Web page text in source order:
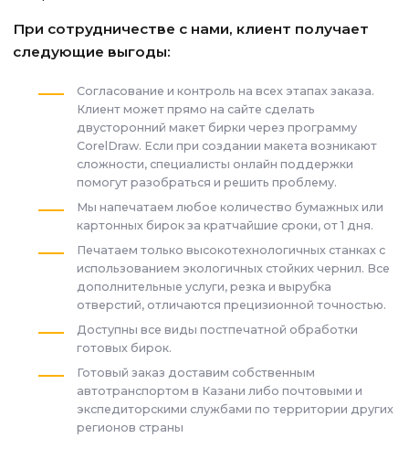
При сотрудничестве с нами, клиент получает
следующие выгоды:
Согласование и контроль на всех этапах заказа.
Клиент может прямо на сайте сделать
двусторонний макет бирки через программу
CorelDraw. Если при создании макета возникают
сложности, специалисты онлайн поддержки
помогут разобраться и решить проблему.
Мы напечатаем любое количество бумажных или
картонных бирок за кратчайшие сроки, от 1 дня.
Печатаем только высокотехнологичных станках с
использованием экологичных стойких чернил. Все
дополнительные услуги, резка и вырубка
отверстий, отличаются прецизионной точностью.
Доступны все виды постпечатной обработки
готовых бирок.
Готовый заказ доставим собственным
автотранспортом в Казани либо почтовыми и
экспедиторскими службами по территории других
регионов страны